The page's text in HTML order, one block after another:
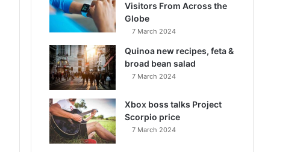
Visitors From Across the
Globe
7 March 2024
Quinoa new recipes, feta &
broad bean salad
7 March 2024
Xbox boss talks Project
Scorpio price
7 March 2024